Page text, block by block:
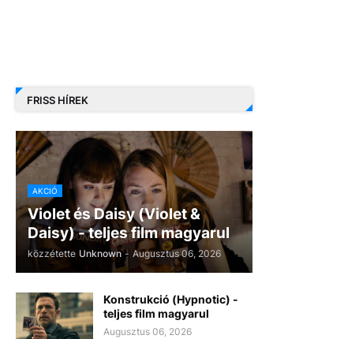
FRISS HÍREK
AKCIÓ
Violet és Daisy (Violet &
Daisy) - teljes film magyarul
közzétette Unknown - Augusztus 06, 2026
Konstrukció (Hypnotic) -
teljes film magyarul
Augusztus 06, 2026